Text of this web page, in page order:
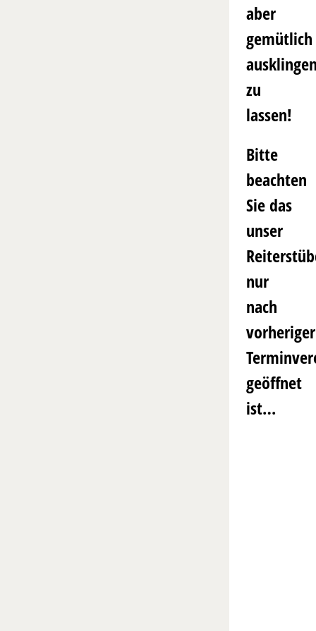
aber
gemütlich
zu
lassen!
Bitte
beachten
Sie das
unser
nur
nach
vorheriger
geöffnet
ist…